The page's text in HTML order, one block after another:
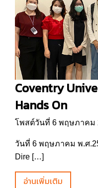
Coventry
Hands On
โพสต์วันที่ 6 พฤษภาคม
วันที่ 6 พฤษภาคม พ.ศ
Dire […]
อ่านเพิ่มเติม